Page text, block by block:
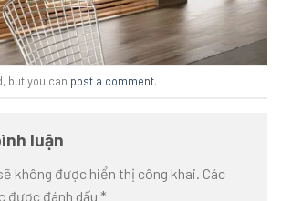
but you can post a comment.
luận
không được hiển thị công khai. Các
được đánh dấu *